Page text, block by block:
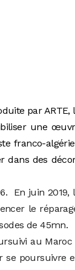
par ARTE,
une
franco-
des
En juin 2019,
le
de 45mn.
au Maroc
se poursuivre